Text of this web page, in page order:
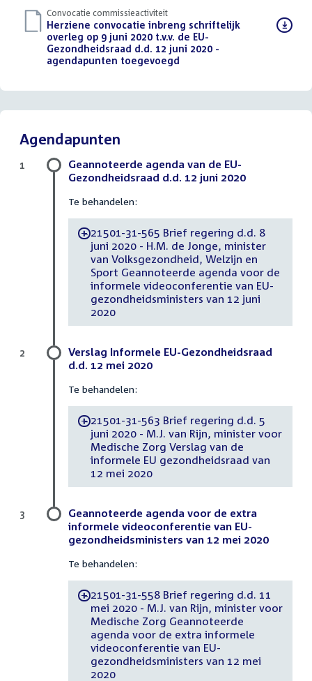
Convocatie commissieactiviteit
Download
bestand:
Herziene convocatie inbreng schriftelijk
overleg op 9 juni 2020 t.v.v. de EU-
Gezondheidsraad d.d. 12 juni 2020 -
agendapunten toegevoegd
Agendapunten
Geannoteerde agenda van de EU-
Gezondheidsraad d.d. 12 juni 2020
Te behandelen:
-21501-31-565 Brief regering d.d. 8
juni 2020 - H.M. de Jonge, minister
van Volksgezondheid, Welzijn en
Sport Geannoteerde agenda voor de
informele videoconferentie van EU-
gezondheidsministers van 12 juni
2020
1
Verslag Informele EU-Gezondheidsraad
d.d. 12 mei 2020
Te behandelen:
-21501-31-563 Brief regering d.d. 5
juni 2020 - M.J. van Rijn, minister voor
Medische Zorg Verslag van de
informele EU gezondheidsraad van
12 mei 2020
2
Geannoteerde agenda voor de extra
informele videoconferentie van EU-
gezondheidsministers van 12 mei 2020
Te behandelen:
-21501-31-558 Brief regering d.d. 11
mei 2020 - M.J. van Rijn, minister voor
Medische Zorg Geannoteerde
agenda voor de extra informele
videoconferentie van EU-
gezondheidsministers van 12 mei
2020
3